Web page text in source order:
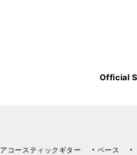
Official
アコースティックギター ベース